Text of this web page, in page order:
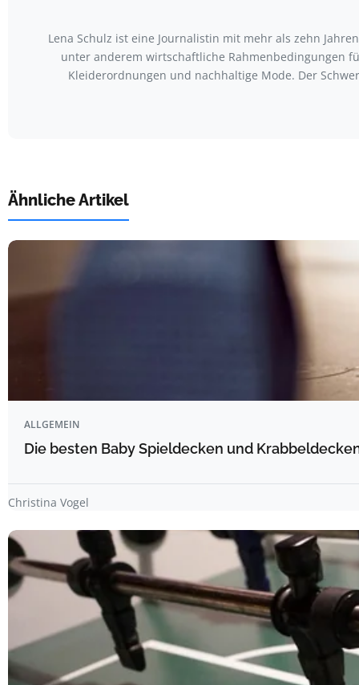
Lena Schulz ist eine Journalistin mit mehr als zehn
unter anderem wirtschaftliche Rahmenbedingungen
Kleiderordnungen und nachhaltige Mode. Der
Ähnliche Artikel
ALLGEMEIN
Die besten Baby Spieldecken und
Christina Vogel